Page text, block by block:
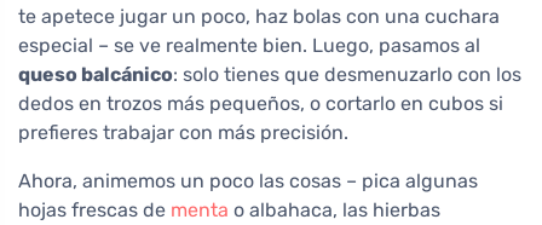
te apetece jugar un poco, haz bolas con una cuchara
especial – se ve realmente bien. Luego, pasamos al
queso balcánico: solo tienes que desmenuzarlo con los
dedos en trozos más pequeños, o cortarlo en cubos si
prefieres trabajar con más precisión.
Ahora, animemos un poco las cosas – pica algunas
hojas frescas de menta o albahaca, las hierbas